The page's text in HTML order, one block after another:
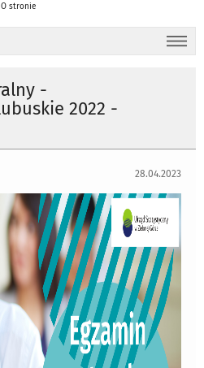
O stronie
-
2022 -
28.04.2023